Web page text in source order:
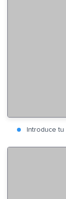
Introduce tu